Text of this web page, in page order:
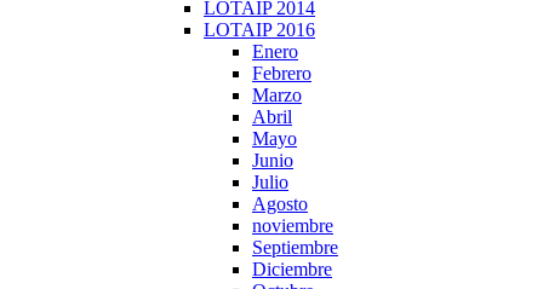
LOTAIP 2014
LOTAIP 2016
Enero
Febrero
Marzo
Abril
Mayo
Junio
Julio
Agosto
noviembre
Septiembre
Diciembre